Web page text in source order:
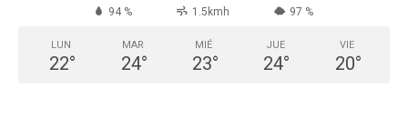
94 % 1.5kmh 97 %
LUN
22°
MAR
24°
MIÉ
23°
JUE
24°
VIE
20°